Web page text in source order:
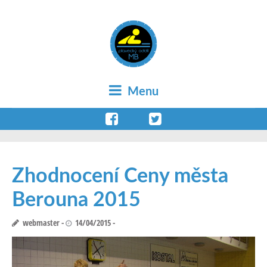
Menu
Zhodnocení Ceny města
Berouna 2015
webmaster 14/04/2015